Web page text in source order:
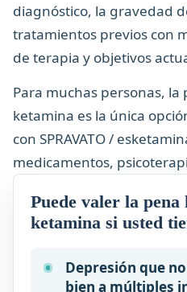
diagnóstico, la gravedad
tratamientos previos con
de terapia y objetivos
Para muchas personas,
ketamina es la única
con SPRAVATO /
medicamentos,
Puede valer la
ketamina si usted
Depresión que
bien a múltiples